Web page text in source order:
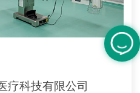
疗科技有限公司